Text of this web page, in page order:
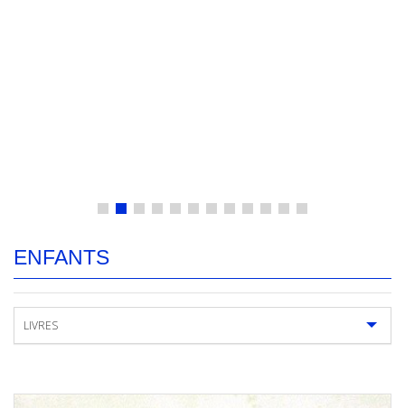
ENFANTS
LIVRES